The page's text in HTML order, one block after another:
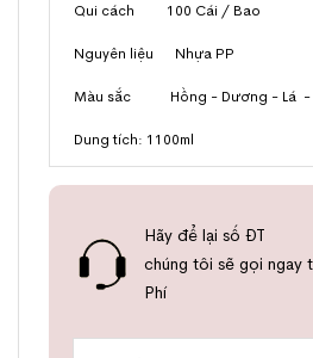
Qui cách 100 Cái / Bao
Nguyên liệu Nhựa PP
Màu sắc Hồng - Dương - Lá -
Dung tích: 1100ml
Hãy để lại số ĐT
chúng tôi sẽ gọi ngay
Phí